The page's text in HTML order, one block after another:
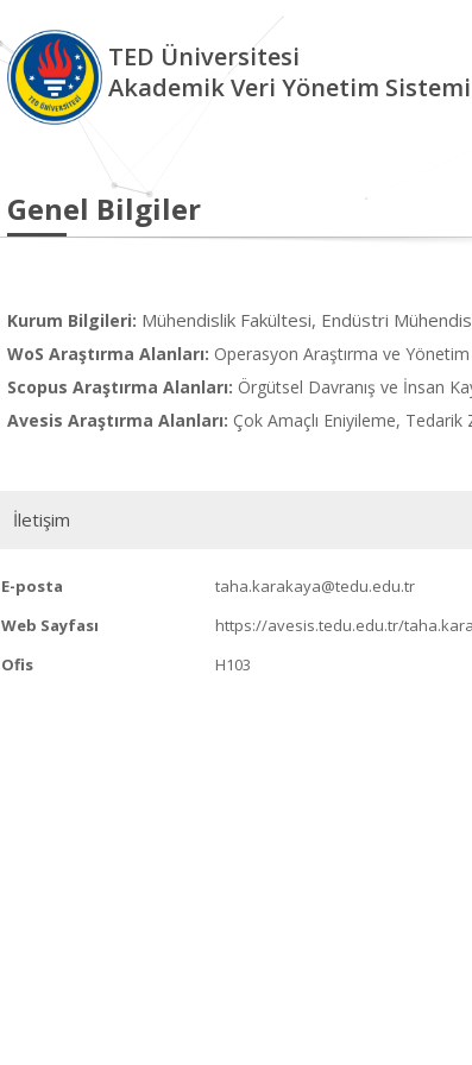
TED Üniversitesi
Akademik Veri Yönetim Sistemi
Genel Bilgiler
Kurum Bilgileri: Mühendislik Fakültesi, Endüstri
WoS Araştırma Alanları: Operasyon Araştırma ve
Scopus Araştırma Alanları: Örgütsel Davranış ve İnsan
Avesis Araştırma Alanları: Çok Amaçlı Eniyileme,
İletişim
E-posta
taha.karakaya@tedu.edu.tr
Web Sayfası
https://avesis.tedu.edu.tr/
Ofis
H103